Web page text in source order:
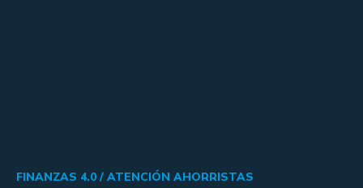
FINANZAS 4.0 / ATENCIÓN AHORRISTAS